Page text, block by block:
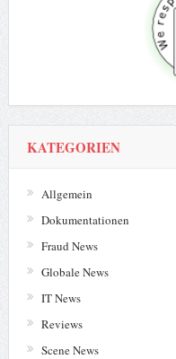
KATEGORIEN
Allgemein
Dokumentationen
Fraud News
Globale News
IT News
Reviews
Scene News